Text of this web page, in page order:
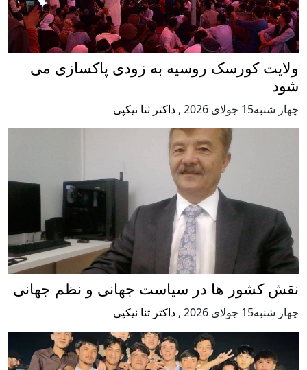
ولایت کورسک روسیه به زودی پاکسازی می
شود
چهار شنبه15 جولای 2026 , داکتر ثنا نیکپی
نقش کشور ها در سیاست جهانی و نظم جهانی
چهار شنبه15 جولای 2026 , داکتر ثنا نیکپی